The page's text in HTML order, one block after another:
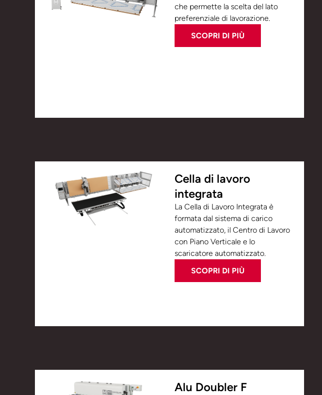
che permette la scelta del lato
preferenziale di lavorazione.
SCOPRI DI PIÙ
Cella di lavoro
integrata
La Cella di Lavoro Integrata è
formata dal sistema di carico
automatizzato, il Centro di Lavoro
con Piano Verticale e lo
scaricatore automatizzato.
SCOPRI DI PIÙ
Alu Doubler F